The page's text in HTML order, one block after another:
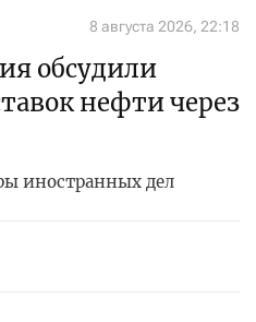
8 августа 2026, 22:18
обсудили
нефти через
иностранных дел